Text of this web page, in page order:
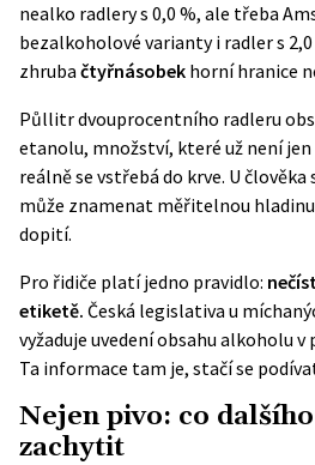
nealko radlery s 0,0 %, ale třeba
bezalkoholové varianty i radler s
zhruba čtyřnásobek horní hranice
Půllitr dvouprocentního radleru
etanolu, množství, které už není
reálně se vstřebá do krve. U
může znamenat měřitelnou
dopití.
Pro řidiče platí jedno pravidlo:
etiketě. Česká legislativa u
vyžaduje uvedení obsahu alkoholu
Ta informace tam je, stačí se
Nejen pivo: co
zachytit